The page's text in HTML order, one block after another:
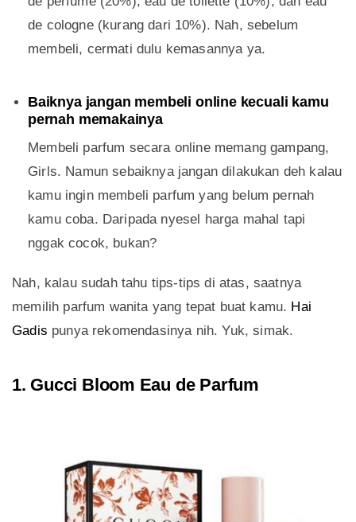
de cologne (kurang dari 10%). Nah, sebelum
membeli, cermati dulu kemasannya ya.
Baiknya jangan membeli online kecuali kamu
pernah memakainya
Membeli parfum secara online memang gampang,
Girls. Namun sebaiknya jangan dilakukan deh kalau
kamu ingin membeli parfum yang belum pernah
kamu coba. Daripada nyesel harga mahal tapi
nggak cocok, bukan?
Nah, kalau sudah tahu tips-tips di atas, saatnya
memilih parfum wanita yang tepat buat kamu. Hai
Gadis punya rekomendasinya nih. Yuk, simak.
1. Gucci Bloom Eau de Parfum